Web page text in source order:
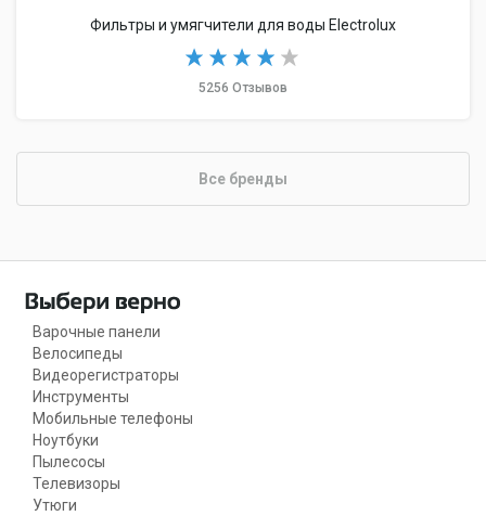
Фильтры и умягчители для воды Electrolux
5256 Отзывов
Все бренды
Варочные панели
Велосипеды
Видеорегистраторы
Инструменты
Мобильные телефоны
Ноутбуки
Пылесосы
Телевизоры
Утюги